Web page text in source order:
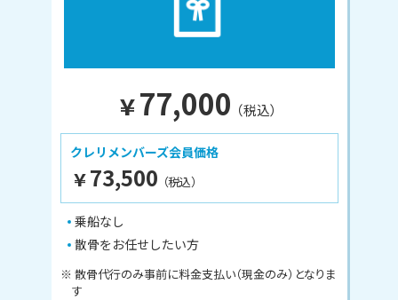
¥77,000 （税込）
クレリメンバーズ会員価格
¥73,500 （税込）
乗船なし
散骨をお任せしたい方
※ 散骨代行のみ事前に料金支払い（現金のみ）となりま
す